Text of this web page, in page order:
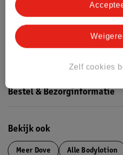
Nature Impact Score
Dit product
Impact Score.
Bestel & Bezorginformatie
Bekijk ook
Meer Dove Alle Bodylotion
Zelf cookies